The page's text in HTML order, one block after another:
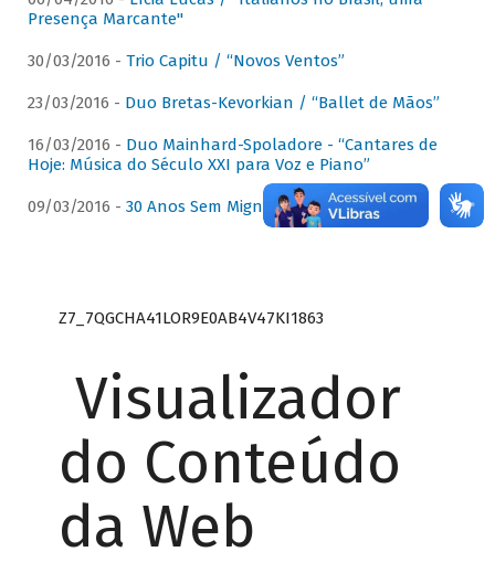
Presença Marcante"
30/03/2016 - Trio Capitu / “Novos Ventos”
23/03/2016 - Duo Bretas-Kevorkian / “Ballet de Mãos”
16/03/2016 - Duo Mainhard-Spoladore - “Cantares de
Hoje: Música do Século XXI para Voz e Piano”
09/03/2016 - 30 Anos Sem Mignone
Z7_7QGCHA41LOR9E0AB4V47KI1863
Visualizador
do Conteúdo
da Web